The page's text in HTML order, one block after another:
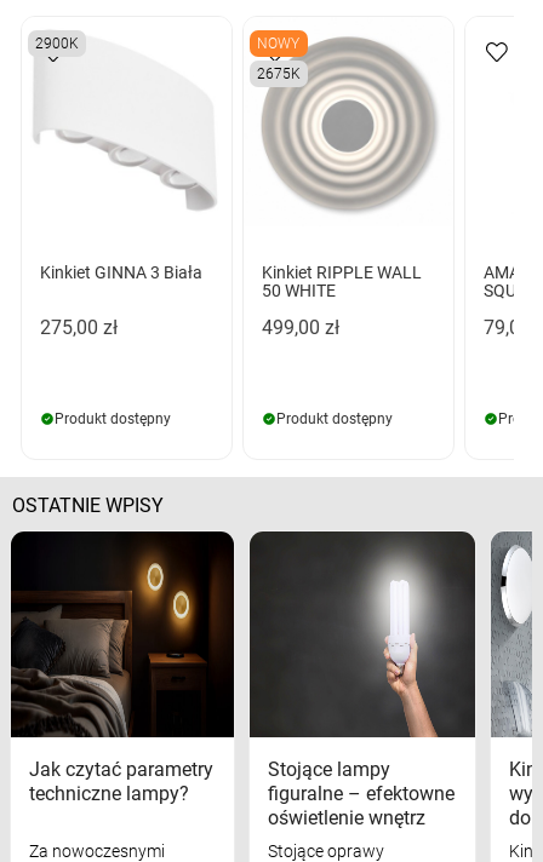
2900K
Kinkiet GINNA 3 Biała
275,00 zł
Produkt dostępny
NOWY
2675K
Kinkiet RIPPLE WALL
50 WHITE
499,00 zł
Produkt dostępny
79,00
OSTATNIE WPISY
Jak czytać parametry
techniczne lampy?
Za nowoczesnymi
Stojące lampy
figuralne – efektowne
oświetlenie wnętrz
Stojące oprawy